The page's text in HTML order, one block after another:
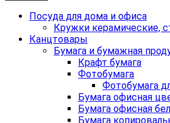
Посуда для дома и офиса
Кружки керамические,
Канцтовары
Бумага и бумажная
Крафт бумага
Фотобумага
Фотобумага
Бумага офисная
Бумага офисная
Бумага